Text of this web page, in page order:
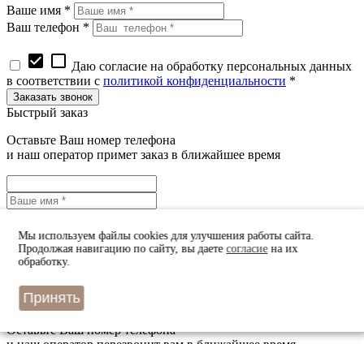
Ваше имя *
Ваш телефон *
check_box check_box_outline_blank Даю согласие на обработку персональных данных
в соответствии с политикой конфиденциальности *
Быстрый заказ
Оставьте Ваш номер телефона
и наш оператор примет заказ в ближайшее время
check_boxcheck_box_outline_blankДаю согласие на обработку персональных данных
в соответствии с
Узнать цену
Оставьте Ваш номер телефона
Мы используем файлы cookies для улучшения работы сайта.
Продолжая навигацию по сайту, вы даетесогласиена их
обработку.
Принять